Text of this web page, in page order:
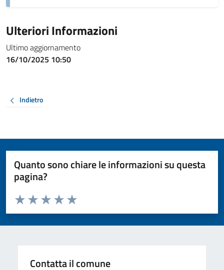
Ulteriori Informazioni
Ultimo aggiornamento
16/10/2025 10:50
Indietro
Quanto sono chiare le informazioni su questa
pagina?
Valuta da 1 a 5 stelle la pagina
Valuta 5 stelle su 5
Valuta 4 stelle su 5
Valuta 3 stelle su 5
Valuta 2 stelle su 5
Valuta 1 stelle su 5
Contatta il comune